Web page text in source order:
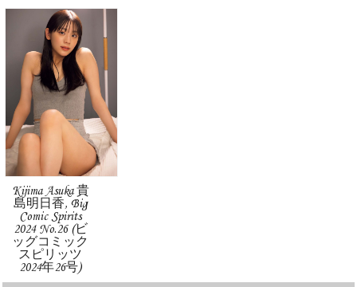
Kijima Asuka 貴
島明日香, Big
Comic Spirits
2024 No.26 (ビ
ッグコミック
スピリッツ
2024年26号)